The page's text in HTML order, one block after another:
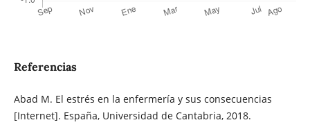
Referencias
Abad M. El estrés en la enfermería y sus consecuencias
[Internet]. España, Universidad de Cantabria, 2018.